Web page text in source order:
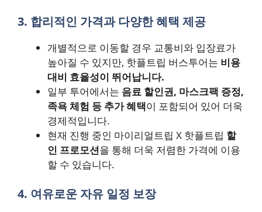
3. 합리적인 가격과 다양한 혜택 제공
개별적으로 이동할 경우 교통비와 입장료가
높아질 수 있지만, 핫플트립 버스투어는 비용
대비 효율성이 뛰어납니다.
일부 투어에서는 음료 할인권, 마스크팩 증정,
족욕 체험 등 추가 혜택이 포함되어 있어 더욱
경제적입니다.
현재 진행 중인 마이리얼트립 X 핫플트립 할
인 프로모션을 통해 더욱 저렴한 가격에 이용
할 수 있습니다.
4. 여유로운 자유 일정 보장